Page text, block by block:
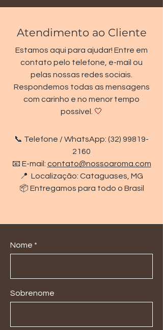
Atendimento ao Cliente
Estamos aqui para ajudar! Entre em
contato pelo telefone, e-mail ou
pelas nossas redes sociais.
Respondemos todas as mensagens
com carinho e no menor tempo
possível. 🤍
📞 Telefone / WhatsApp: (32) 99819-
2160
📧 E-mail: contato@nossoaroma.com
📍 Localização: Cataguases, MG
📦 Entregamos para todo o Brasil
Nome
Sobrenome